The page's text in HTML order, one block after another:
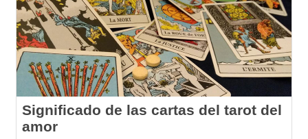
Significado de las cartas del tarot del
amor